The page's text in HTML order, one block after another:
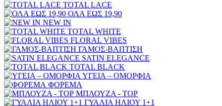
TOTAL LACE
ΟΛΑ ΕΩΣ 19,90
NEW IN
TOTAL WHITE
FLORAL VIBES
ΓΑΜΟΣ-ΒΑΠΤΙΣΗ
SATIN ELEGANCE
TOTAL BLACK
ΥΓΕΙΑ – ΟΜΟΡΦΙΑ
ΦΟΡΕΜΑ
ΜΠΛΟΥΖΑ - TOP
ΓΥΑΛΙΑ ΗΛΙΟΥ 1+1